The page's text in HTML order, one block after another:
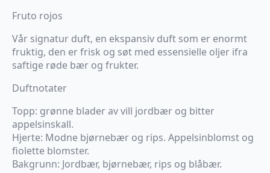
Fruto rojos
Vår signatur duft, en ekspansiv duft som er enormt
fruktig, den er frisk og søt med essensielle oljer ifra
saftige røde bær og frukter.
Duftnotater
Topp: grønne blader av vill jordbær og bitter
appelsinskall.
Hjerte: Modne bjørnebær og rips. Appelsinblomst og
fiolette blomster.
Bakgrunn: Jordbær, bjørnebær, rips og blåbær.